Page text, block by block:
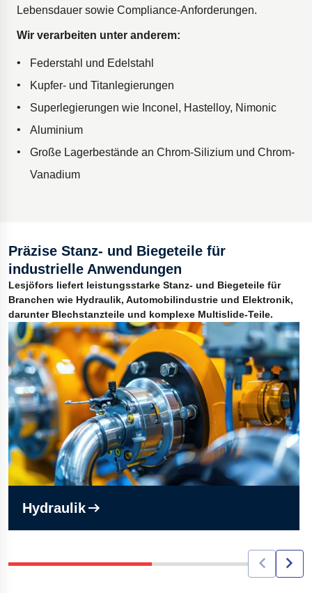
Lebensdauer sowie Compliance-Anforderungen.
Wir verarbeiten unter anderem:
Federstahl und Edelstahl
Kupfer- und Titanlegierungen
Superlegierungen wie Inconel, Hastelloy, Nimonic
Aluminium
Große Lagerbestände an Chrom-Silizium und Chrom-
Vanadium
Präzise Stanz- und Biegeteile für
industrielle Anwendungen
Lesjöfors liefert leistungsstarke Stanz- und Biegeteile für
Branchen wie Hydraulik, Automobilindustrie und Elektronik,
darunter Blechstanzteile und komplexe Multislide-Teile.
Hydraulik